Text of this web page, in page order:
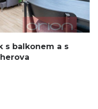
s balkonem a s